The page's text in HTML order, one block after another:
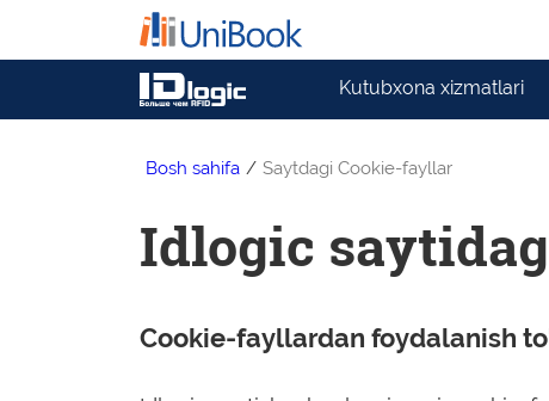
Kutubxona xizmatlari
Bosh sahifa / Saytdagi Cookie-fayllar
Idlogic
Cookie-fayllardan foydalanish